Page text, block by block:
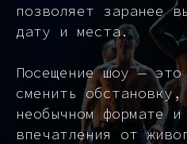
позволяет заранее
дату и места.
Посещение шоу — это
сменить
необычном формате
впечатления от